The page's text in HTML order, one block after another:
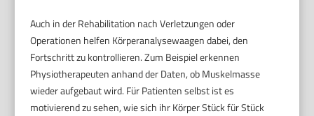
Auch in der Rehabilitation nach Verletzungen oder
Operationen helfen Körperanalysewaagen dabei, den
Fortschritt zu kontrollieren. Zum Beispiel erkennen
Physiotherapeuten anhand der Daten, ob Muskelmasse
wieder aufgebaut wird. Für Patienten selbst ist es
motivierend zu sehen, wie sich ihr Körper Stück für Stück